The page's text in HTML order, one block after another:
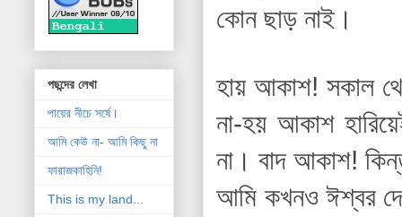
কোন ছাড় নাই।
হায় আকাশ! সকাল
না-হয় আকাশ
না। বাদ আকাশ!
আমি কখনও ঈশ্বর
পছন্দের লেখা
পায়ের নীচে সর্ষে।
আমি কেউ না- আমি কিছু না
ফারাজকাহিনি!
This is my land...